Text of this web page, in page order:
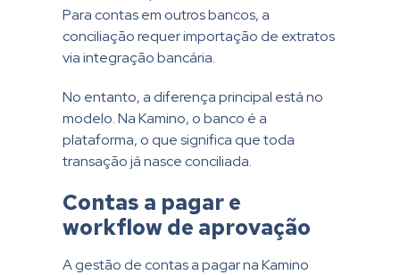
Para contas em outros bancos, a
conciliação requer importação de extratos
via integração bancária.
No entanto, a diferença principal está no
modelo. Na Kamino, o banco é a
plataforma, o que significa que toda
transação já nasce conciliada.
Contas a pagar e
workflow de aprovação
A gestão de contas a pagar na Kamino